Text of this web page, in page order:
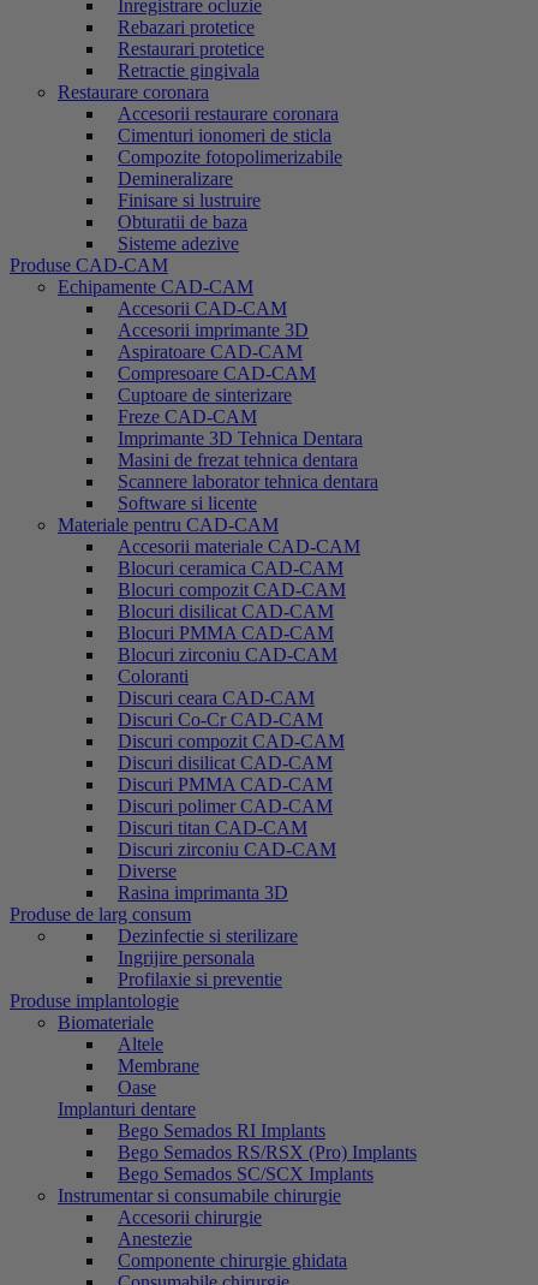
Inregistrare ocluzie
Rebazari protetice
Restaurari protetice
Retractie gingivala
Restaurare coronara
Accesorii restaurare coronara
Cimenturi ionomeri de sticla
Compozite fotopolimerizabile
Demineralizare
Finisare si lustruire
Obturatii de baza
Sisteme adezive
Produse CAD-CAM
Echipamente CAD-CAM
Accesorii CAD-CAM
Accesorii imprimante 3D
Aspiratoare CAD-CAM
Compresoare CAD-CAM
Cuptoare de sinterizare
Freze CAD-CAM
Imprimante 3D Tehnica Dentara
Masini de frezat tehnica dentara
Scannere laborator tehnica dentara
Software si licente
Materiale pentru CAD-CAM
Accesorii materiale CAD-CAM
Blocuri ceramica CAD-CAM
Blocuri compozit CAD-CAM
Blocuri disilicat CAD-CAM
Blocuri PMMA CAD-CAM
Blocuri zirconiu CAD-CAM
Coloranti
Discuri ceara CAD-CAM
Discuri Co-Cr CAD-CAM
Discuri compozit CAD-CAM
Discuri disilicat CAD-CAM
Discuri PMMA CAD-CAM
Discuri polimer CAD-CAM
Discuri titan CAD-CAM
Discuri zirconiu CAD-CAM
Diverse
Rasina imprimanta 3D
Produse de larg consum
Dezinfectie si sterilizare
Ingrijire personala
Profilaxie si preventie
Produse implantologie
Biomateriale
Altele
Membrane
Oase
Implanturi dentare
Bego Semados RI Implants
Bego Semados RS/RSX (Pro) Implants
Bego Semados SC/SCX Implants
Instrumentar si consumabile chirurgie
Accesorii chirurgie
Anestezie
Componente chirurgie ghidata